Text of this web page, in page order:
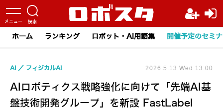
ホーム ランキング ロボット・AI用語集 開催予定のセミ
AIロボティクス戦略強化に向けて「先端AI基
盤技術開発グループ」を新設 FastLabel
AI フィジカルAI 2026.5.13 Wed 13:00